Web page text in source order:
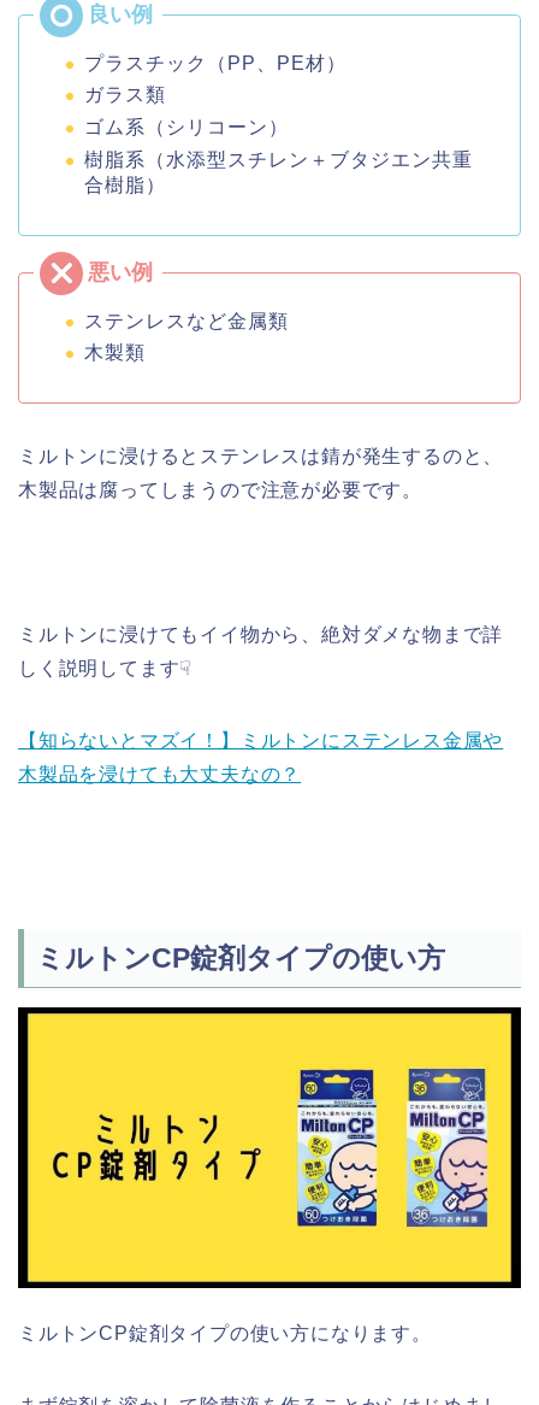
プラスチック（PP、PE材）
ガラス類
ゴム系（シリコーン）
樹脂系（水添型スチレン＋ブタジエン共重
合樹脂）
ステンレスなど金属類
木製類
ミルトンに浸けるとステンレスは錆が発生するのと、
木製品は腐ってしまうので注意が必要です。
ミルトンに浸けてもイイ物から、絶対ダメな物まで詳
しく説明してます☟
【知らないとマズイ！】ミルトンにステンレス金属や
木製品を浸けても大丈夫なの？
ミルトンCP錠剤タイプの使い方
ミルトンCP錠剤タイプの使い方になります。